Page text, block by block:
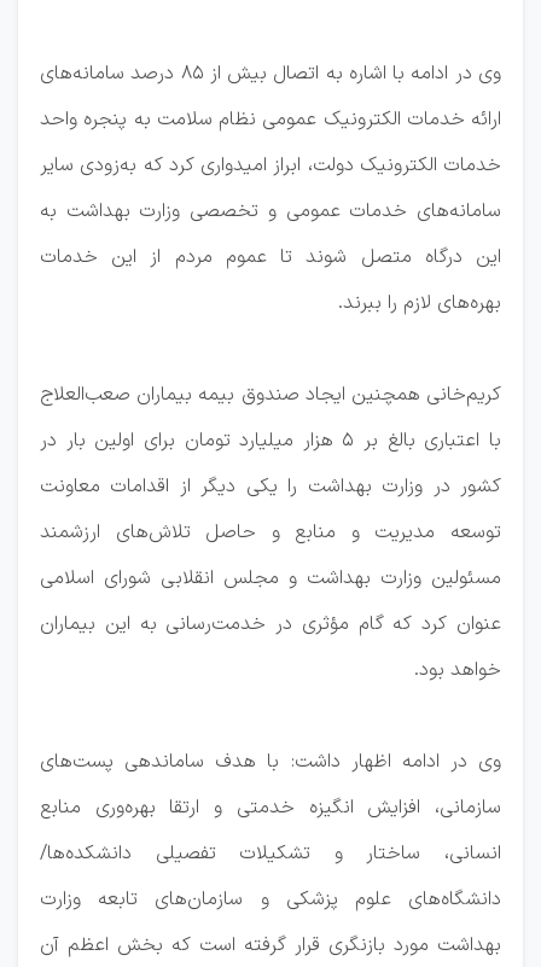
وی در ادامه با اشاره به اتصال بیش از 85 درصد سامانه‌های
ارائه خدمات الکترونیک عمومی نظام سلامت به ‎پنجره واحد
خدمات الکترونیک دولت، ابراز امیدواری کرد که به‌زودی سایر
سامانه‌های خدمات عمومی و تخصصی وزارت بهداشت به
این درگاه متصل شوند تا عموم مردم از این خدمات
بهره‌های لازم را ببرند.
کریم‌خانی همچنین ایجاد صندوق بیمه بیماران صعب‌العلاج
با اعتباری بالغ بر ۵ هزار میلیارد تومان برای اولین بار در
کشور در وزارت بهداشت را یکی دیگر از اقدامات معاونت
توسعه مدیریت و منابع و حاصل تلاش‌های ارزشمند
مسئولین وزارت بهداشت و مجلس انقلابی شورای اسلامی
عنوان کرد که گام مؤثری در خدمت‌رسانی به این بیماران
خواهد بود.
وی در ادامه اظهار داشت: با هدف ساماندهی ‎پست‌های
سازمانی، افزایش ‎انگیزه خدمتی و ارتقا ‎بهره‌وری منابع
انسانی، ساختار و تشکیلات تفصیلی دانشکده‌ها/
دانشگاه‌های علوم پزشکی و سازمان‌های تابعه وزارت
بهداشت مورد بازنگری قرار گرفته است که بخش اعظم آن